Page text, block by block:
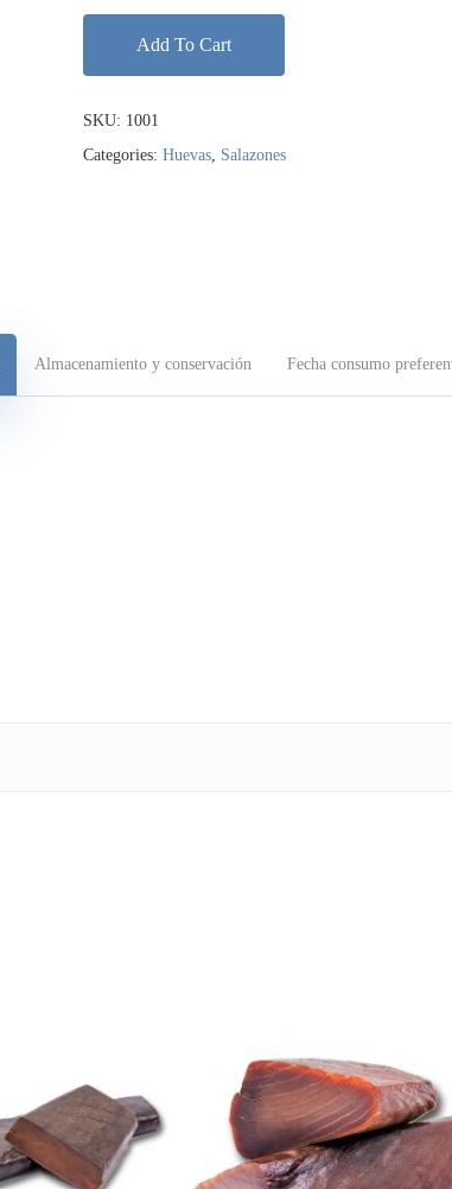
Add To Cart
SKU: 1001
Categories: Huevas, Salazones
Almacenamiento y conservación Fecha consumo